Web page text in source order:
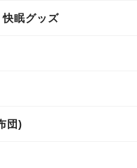
眠グッズ
団)